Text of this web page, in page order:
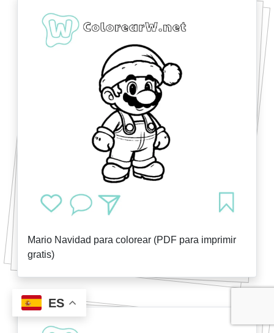
Mario Navidad para colorear (PDF para imprimir
gratis)
ES